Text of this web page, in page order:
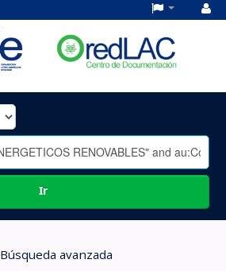
Ir
Búsqueda avanzada